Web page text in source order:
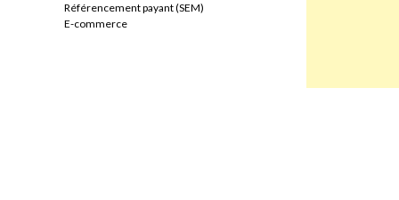
Référencement payant (SEM)
E-commerce